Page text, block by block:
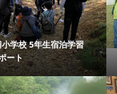
小学校 5年生宿泊学習
ート